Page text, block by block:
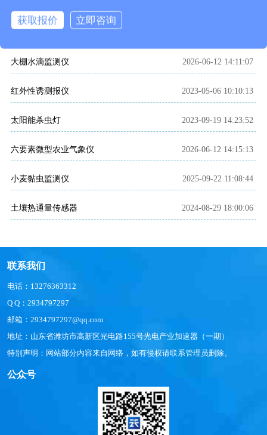
大棚水滴监测仪 2026-06-12 14:11:07
红外性诱测报仪 2023-05-06 10:10:13
太阳能杀虫灯 2023-09-19 14:23:52
六要素微型农业气象仪 2026-06-12 14:15:13
小麦黏虫监测仪 2025-09-22 11:08:44
土壤热通量传感器 2024-08-29 18:00:06
联系我们
电话：13276363312
Q Q：2934797297
邮箱：2934797297@qq.com
地址：山东省潍坊市高新区光电路155号光电产业加速器（一期）
特别声明：网站部分内容来自网络，如有侵权请联系管理员删除。
公众号
获取报价 立即咨询